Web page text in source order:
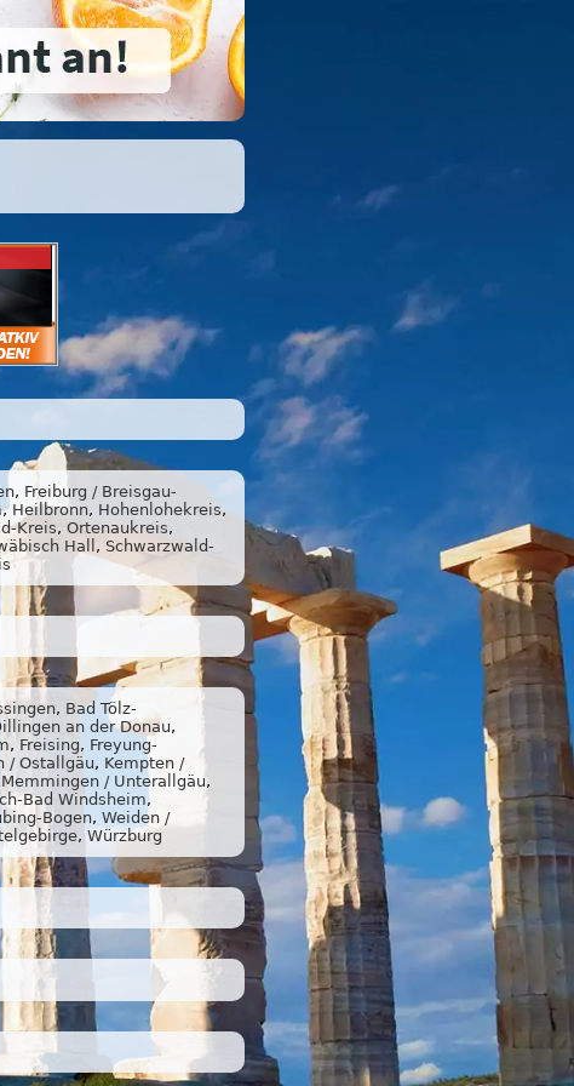
, Freiburg / Breisgau-
, Heilbronn, Hohenlohekreis,
Kreis, Ortenaukreis,
Hall , Schwarzwald-
, Bad Tölz-
an der Donau,
, Freising, Freyung-
/ Ostallgäu, Kempten /
Memmingen / Unterallgäu,
Bad Windsheim,
Bogen, Weiden /
, Würzburg